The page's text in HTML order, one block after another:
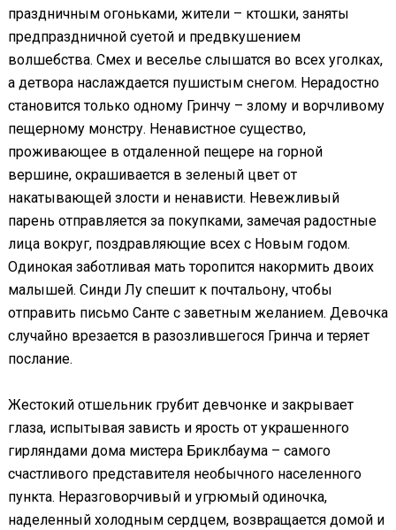
праздничным огоньками, жители – ктошки, заняты
предпраздничной суетой и предвкушением
волшебства. Смех и веселье слышатся во всех уголках,
а детвора наслаждается пушистым снегом. Нерадостно
становится только одному Гринчу – злому и ворчливому
пещерному монстру. Ненавистное существо,
проживающее в отдаленной пещере на горной
вершине, окрашивается в зеленый цвет от
накатывающей злости и ненависти. Невежливый
парень отправляется за покупками, замечая радостные
лица вокруг, поздравляющие всех с Новым годом.
Одинокая заботливая мать торопится накормить двоих
малышей. Синди Лу спешит к почтальону, чтобы
отправить письмо Санте с заветным желанием. Девочка
случайно врезается в разозлившегося Гринча и теряет
послание.
Жестокий отшельник грубит девчонке и закрывает
глаза, испытывая зависть и ярость от украшенного
гирляндами дома мистера Бриклбаума – самого
счастливого представителя необычного населенного
пункта. Неразговорчивый и угрюмый одиночка,
наделенный холодным сердцем, возвращается домой и